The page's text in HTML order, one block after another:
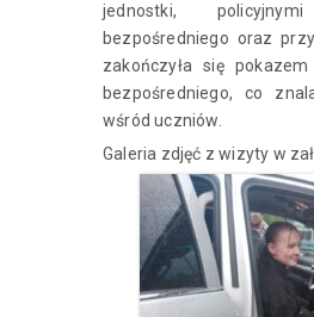
jednostki,
bezpośredniego oraz
zakończyła się
bezpośredniego, co
wśród uczniów.
Galeria zdjęć z wizyty w